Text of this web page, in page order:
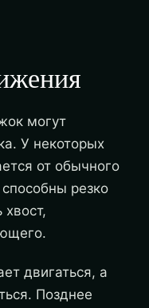
могут
У некоторых
от обычного
резко
хвост,
двигаться, а
Позднее